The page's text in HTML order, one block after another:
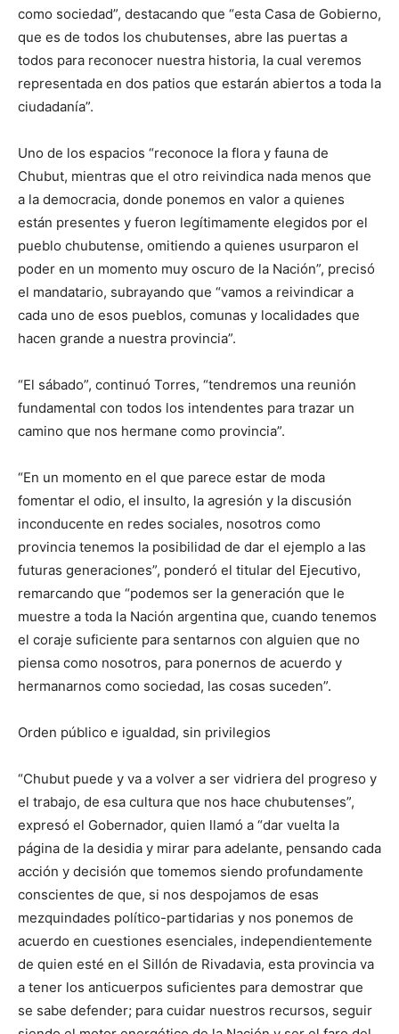
como sociedad”, destacando que “esta Casa de Gobierno,
que es de todos los chubutenses, abre las puertas a
todos para reconocer nuestra historia, la cual veremos
representada en dos patios que estarán abiertos a toda la
ciudadanía”.
Uno de los espacios “reconoce la flora y fauna de
Chubut, mientras que el otro reivindica nada menos que
a la democracia, donde ponemos en valor a quienes
están presentes y fueron legítimamente elegidos por el
pueblo chubutense, omitiendo a quienes usurparon el
poder en un momento muy oscuro de la Nación”, precisó
el mandatario, subrayando que “vamos a reivindicar a
cada uno de esos pueblos, comunas y localidades que
hacen grande a nuestra provincia”.
“El sábado”, continuó Torres, “tendremos una reunión
fundamental con todos los intendentes para trazar un
camino que nos hermane como provincia”.
“En un momento en el que parece estar de moda
fomentar el odio, el insulto, la agresión y la discusión
inconducente en redes sociales, nosotros como
provincia tenemos la posibilidad de dar el ejemplo a las
futuras generaciones”, ponderó el titular del Ejecutivo,
remarcando que “podemos ser la generación que le
muestre a toda la Nación argentina que, cuando tenemos
el coraje suficiente para sentarnos con alguien que no
piensa como nosotros, para ponernos de acuerdo y
hermanarnos como sociedad, las cosas suceden”.
Orden público e igualdad, sin privilegios
“Chubut puede y va a volver a ser vidriera del progreso y
el trabajo, de esa cultura que nos hace chubutenses”,
expresó el Gobernador, quien llamó a “dar vuelta la
página de la desidia y mirar para adelante, pensando cada
acción y decisión que tomemos siendo profundamente
conscientes de que, si nos despojamos de esas
mezquindades político-partidarias y nos ponemos de
acuerdo en cuestiones esenciales, independientemente
de quien esté en el Sillón de Rivadavia, esta provincia va
a tener los anticuerpos suficientes para demostrar que
se sabe defender; para cuidar nuestros recursos, seguir